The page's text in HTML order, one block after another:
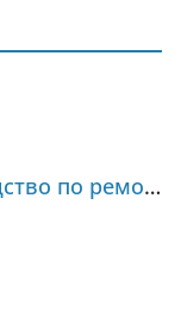
Audi 80 / 90 (1986-1991) Руководство по ремонту и техническому обслуживанию